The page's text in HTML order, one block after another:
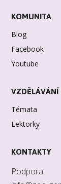
KOMUNITA
Blog
Facebook
Youtube
VZDĚLÁVÁNÍ
Témata
Lektorky
KONTAKTY
Podpora